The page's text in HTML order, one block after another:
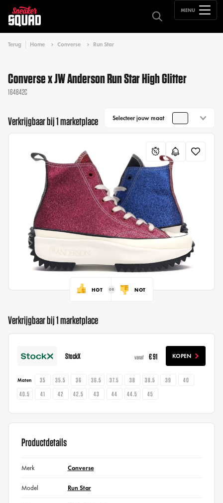
MENU
Terug Home Converse Run Star
Converse x JW Anderson Run Star High Glitter
164842C
Verkrijgbaar bij 1 marketplace Selecteer jouw maat
HOT NOT
Verkrijgbaar bij 1 marketplace
StockX vanaf € 91 KOPEN
Maten 35 35.5 36 36.5 37.5 38 38.5 39
40
40.5
41 42 42.5 43 44 44.5 45
Productdetails
Merk Converse
Model Run Star